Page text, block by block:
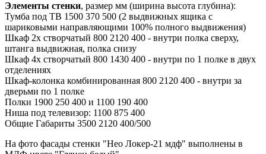
Элементы стенки, размер мм (ширина высота глубина):
Тумба под ТВ 1500 370 500 (2 выдвижных ящика с
шариковыми направляющими 100% полного выдвижения)
Шкаф 2х створчатый 800 2120 400 - внутри полка сверху,
штанга выдвижная, полка снизу
Шкаф 4х створчатый 800 1430 400 - внутри по 1 полке в двух
отделениях
Шкаф-колонка комбинированная 800 2120 400 - внутри за
дверьми по 1 полке
Полки 1900 250 400 и 1100 190 400
Ниша под телевизор: 1100 875 400
Общие Габариты 3500 2120 400/500
На фото фасады стенки "Нео Локер-21 мдф" выполнены в